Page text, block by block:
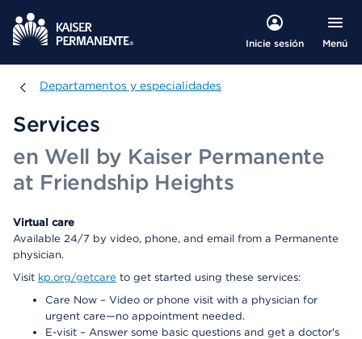
Inicie sesión Menú
Departamentos y especialidades
Departamentos y especialidades
Services
en Well by Kaiser Permanente
at Friendship Heights
Virtual care
Available 24/7 by video, phone, and email from a Permanente
physician.
Visit kp.org/getcare to get started using these services:
Care Now – Video or phone visit with a physician for
urgent care—no appointment needed.
E-visit – Answer some basic questions and get a doctor's